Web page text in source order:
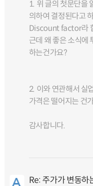
1. 위 글의 첫문단을
의하여 결정된다고
Discount factor라
근데 왜 좋은 소식에
하는건가요?
2. 이와 연관해서 실
가격은 떨어지는 건
감사합니다.
Re: 주가가 변동하